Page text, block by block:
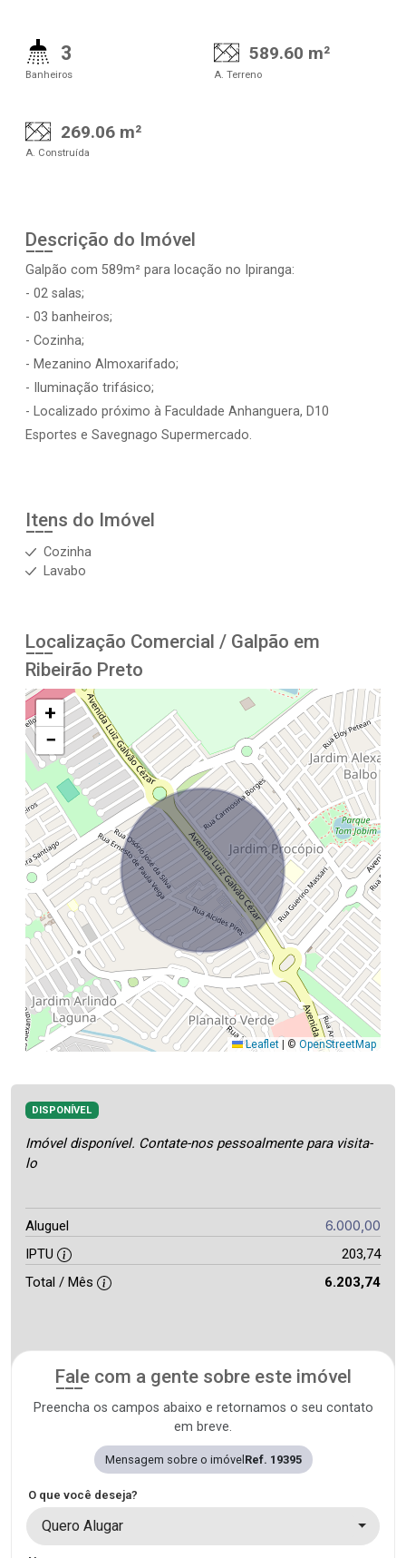
3
Banheiros
589.60 m²
A. Terreno
269.06 m²
A. Construída
Descrição do Imóvel
Galpão com 589m² para locação no Ipiranga:
- 02 salas;
- 03 banheiros;
- Cozinha;
- Mezanino Almoxarifado;
- Iluminação trifásico;
- Localizado próximo à Faculdade Anhanguera, D10
Esportes e Savegnago Supermercado.
Itens do Imóvel
Cozinha
Lavabo
Localização Comercial / Galpão em
Ribeirão Preto
+
−
Leaflet © OpenStreetMap
DISPONÍVEL
Imóvel disponível. Contate-nos pessoalmente para visita-
lo
Aluguel 6.000,00
IPTU
203,74
Total / Mês
6.203,74
Fale com a gente sobre este imóvel
Preencha os campos abaixo e retornamos o seu contato
em breve.
Mensagem sobre o imóvel Ref. 19395
O que você deseja?
Quero Alugar